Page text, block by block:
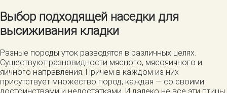
Выбор подходящей наседки для
высиживания кладки
Разные породы уток разводятся в различных целях.
Существуют разновидности мясного, мясояичного и
яичного направления. Причем в каждом из них
присутствует множество пород, каждая — со своими
достоинствами и недостатками. И далеко не все эти птицы